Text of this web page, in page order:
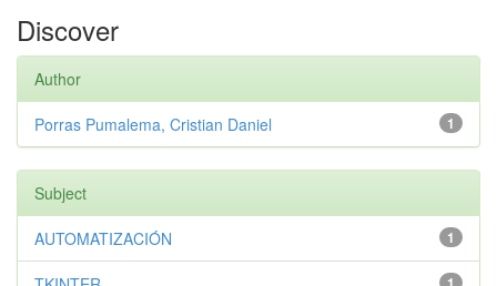
Discover
Author
1
Porras Pumalema, Cristian Daniel
Subject
1
AUTOMATIZACIÓN